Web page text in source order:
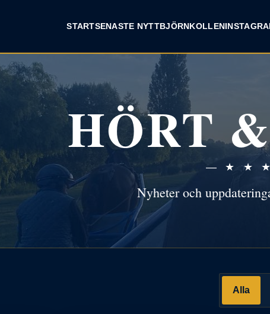
STARTSENASTE NYTTBJÖRNKOLLEN
HÖRT
— ★ ★
Nyheter och
Alla